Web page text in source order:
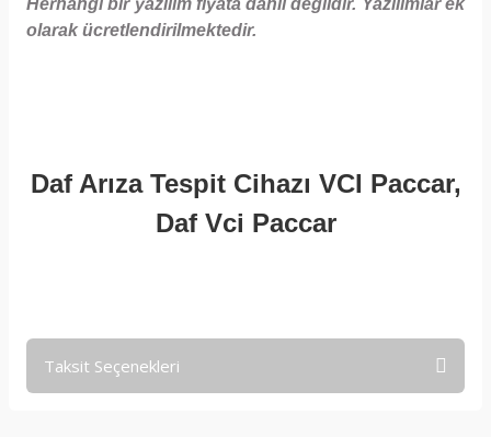
Herhangi bir yazılım fiyata dahil değildir. Yazılımlar ek
olarak ücretlendirilmektedir.
Daf Arıza Tespit Cihazı VCI Paccar,
Daf Vci Paccar
Taksit Seçenekleri